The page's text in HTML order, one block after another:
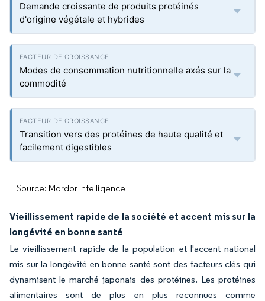
Demande croissante de produits protéinés
d'origine végétale et hybrides
Modes de consommation nutritionnelle axés sur la
commodité
Transition vers des protéines de haute qualité et
facilement digestibles
Source: Mordor Intelligence
Vieillissement rapide de la société et accent mis sur la
longévité en bonne santé
Le vieillissement rapide de la population et l'accent national
mis sur la longévité en bonne santé sont des facteurs clés qui
dynamisent le marché japonais des protéines. Les protéines
alimentaires sont de plus en plus reconnues comme